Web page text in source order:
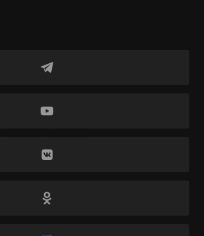
на Daily Storm в
Telegram
«очевидно может перерасти в